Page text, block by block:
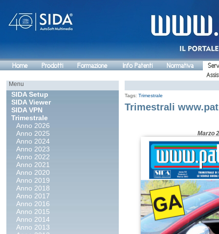
Home Prodotti Formazione Info Patenti Normativa
Menu
SIDA Setup
SIDA Viewer
SIDA VPN
Trimestrale
Anno 2026
Anno 2025
Anno 2024
Anno 2023
Anno 2022
Anno 2021
Anno 2020
Anno 2019
Anno 2018
Anno 2017
Anno 2016
Anno 2015
Anno 2014
Anno 2013
Tags: Trimestrale
Trimestrali
Marzo